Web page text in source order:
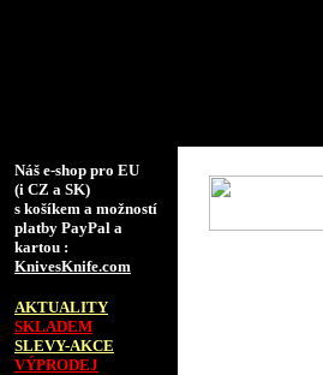
Náš e-shop pro EU
(i CZ a SK)
s košíkem a možností
platby PayPal a
kartou :
KnivesKnife.com
AKTUALITY
SKLADEM
SLEVY-AKCE
VÝPRODEJ